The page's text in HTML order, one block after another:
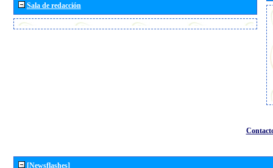
Sala de redacción
[Newsflashes]